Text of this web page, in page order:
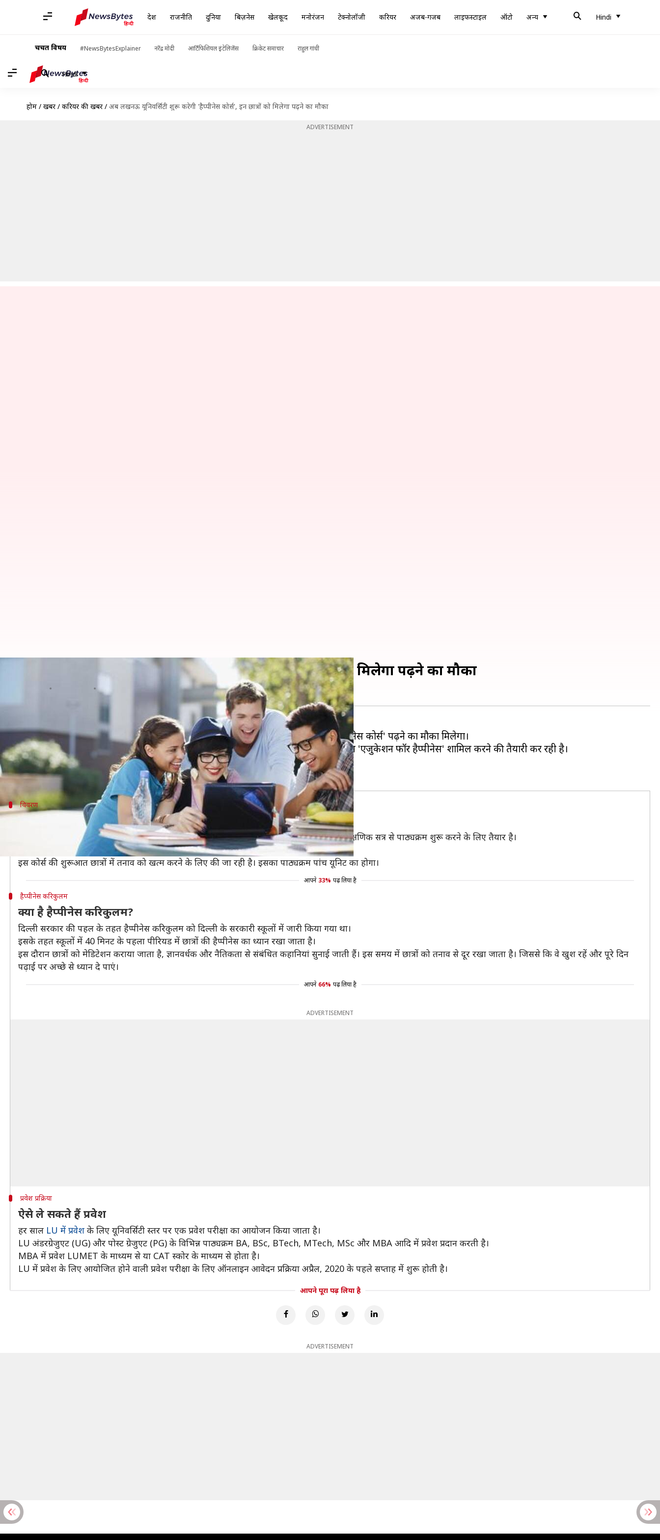
देश राजनीति दुनिया बिज़नेस खेलकूद मनोरंजन टेक्नोलॉजी करियर अजब-गजब लाइफस्टाइल ऑटो अन्य Hindi
चर्चित विषय #NewsBytesExplainer नरेंद्र मोदी आर्टिफिशियल इंटेलिजेंस क्रिकेट समाचार राहुल गांधी
Hindi
होम / खबरें / करियर की खबरें / अब लखनऊ यूनिवर्सिटी शुरू करेगी 'हैप्पीनेस कोर्स', इन छात्रों को मिलेगा पढ़ने का मौका
ADVERTISEMENT
अब लखनऊ यूनिवर्सिटी शुरू करेगी 'हैप्पीनेस कोर्स', इन छात्रों को मिलेगा पढ़ने का मौका
अब दिल्ली के सरकारी स्कूलों के छात्रों का तरह ही लखनऊ यूनिवर्सिटी (LU) के छात्रों को भी 'हैप्पीनेस कोर्स' पढ़ने का मौका मिलेगा।
जी हां, LU जल्द ही 'हैप्पीनेस कोर्स' की शुरूआत करने जा रही है। यूनिवर्सिटी MEd के पाठ्यक्रम में 'एजुकेशन फॉर हैप्पीनेस' शामिल करने की तैयारी कर रही है।
यूनिवर्सिटी संभवता अगले शैक्षणिक सत्र से इसे लागू करने के लिए तैयार है।
विवरण
चौथे सेमेस्टर के छात्र पढ़ेंगे ये कोर्स
एजुकेशन डिपार्टमेंट की प्रोफेसर अमिता बाजपेई नेANIसे बात करते हुए बताया कि यूनिवर्सिटी अगले शैक्षणिक सत्र से पाठ्यक्रम शुरू करने के लिए तैयार है।
इसके साथ ही बता दें कि MEd के चौथे सेमेस्टर में इस पाठ्यक्रम को शामिल किया जाएगा।
इस कोर्स की शुरूआत छात्रों में तनाव को खत्म करने के लिए की जा रही है। इसका पाठ्यक्रम पांच यूनिट का होगा।
आपने 33% पढ़ लिया है
हैप्पीनेस करिकुलम
क्या है हैप्पीनेस करिकुलम?
दिल्ली सरकार की पहल के तहत हैप्पीनेस करिकुलम को दिल्ली के सरकारी स्कूलों में जारी किया गया था।
इसके तहत स्कूलों में 40 मिनट के पहला पीरियड में छात्रों की हैप्पीनेस का ध्यान रखा जाता है।
इस दौरान छात्रों को मेडिटेशन कराया जाता है, ज्ञानवर्धक और नैतिकता से संबंधित कहानियां सुनाई जाती हैं। इस समय में छात्रों को तनाव से दूर रखा जाता है। जिससे कि वे खुश रहें और पूरे दिन
पढ़ाई पर अच्छे से ध्यान दे पाएं।
आपने 66% पढ़ लिया है
ADVERTISEMENT
प्रवेश प्रक्रिया
ऐसे ले सकते हैं प्रवेश
हर साल LU में प्रवेश के लिए यूनिवर्सिटी स्तर पर एक प्रवेश परीक्षा का आयोजन किया जाता है।
LU अंडरग्रेजुएट (UG) और पोस्ट ग्रेजुएट (PG) के विभिन्न पाठ्यक्रम BA, BSc, BTech, MTech, MSc और MBA आदि में प्रवेश प्रदान करती है।
MBA में प्रवेश LUMET के माध्यम से या CAT स्कोर के माध्यम से होता है।
LU में प्रवेश के लिए आयोजित होने वाली प्रवेश परीक्षा के लिए ऑनलाइन आवेदन प्रक्रिया अप्रैल, 2020 के पहले सप्ताह में शुरू होती है।
आपने पूरा पढ़ लिया है
ADVERTISEMENT